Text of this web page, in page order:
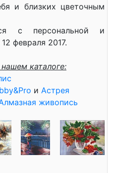
и близких цветочным
с персональной и
февраля 2017.
каталоге:
и Астрея
живопись